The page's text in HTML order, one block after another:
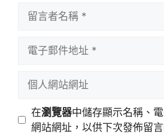
址
站
在瀏覽器中儲存顯示名稱、
網站網址，以供下次發佈留言